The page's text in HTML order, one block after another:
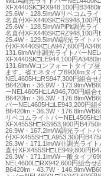
XFX440SK□RX948,100円
25.6W・128.5lm/Wリベコムラ
名直付XFX440SK□RS948,100円
25.6W・128.5lm/WPiPit調光ラ
名直付XFX440SK□RZ948,100円
25.4W・129.5lm/W調光ライト
付XFX440SK□LA947,600円
131.6lm/W非調光ライトバー
XFX440SK□LE944,100円
131.6lm/Wコンフォートタイプ
ます。省エネタイプ6900lmタイ
NEL4605H□RS947,300円組合
B6420lm・36.9W・173.9lm/
ーNEL4605H□LA946,700円組合
B6420lm・36.3W・176.8lm/
バーNEL4605H□LE943,200円組
B6420lm・36.3W・176.8lm/
リベコムライトバー
XFX455SH□RS953,900円
26.9W・167.2lm/W調光ライト
付XFX455SH□LA953,300円
26.3W・171.1lm/W非調光ライ
直付XFX455SH□LE949,800円
26.3W・171.1lm/W一般タイプ
NEL4600L□RX942,600円組合せ
B6420lm・43.7W・146.9lm/